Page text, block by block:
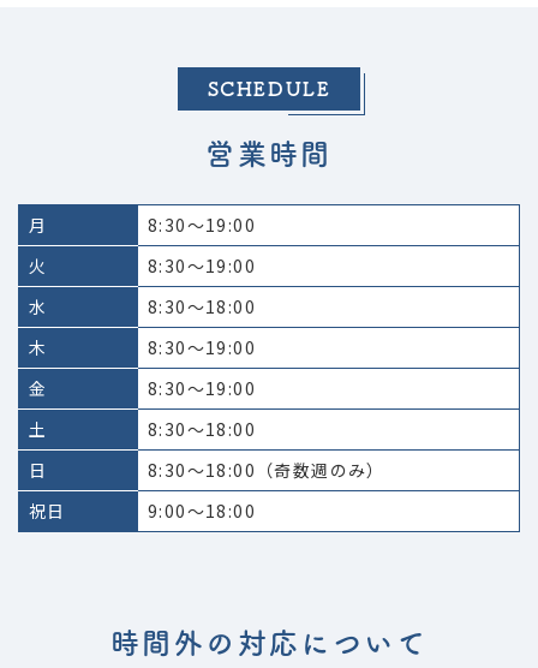
SCHEDULE
営業時間
月
8:30～19:00
火
8:30～19:00
水
8:30～18:00
木
8:30～19:00
金
8:30～19:00
土
8:30～18:00
日
8:30～18:00（奇数週のみ）
祝日
9:00～18:00
時間外の対応について